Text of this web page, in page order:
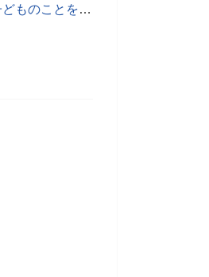
バナナマン・設楽も“お受験ジャマ夫”？ 北斗晶にマジ相談「父親も子どものことを思っている」